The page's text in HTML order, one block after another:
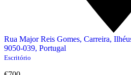
Rua Major Reis Gomes, Carreira,
9050-039, Portugal
Escritório